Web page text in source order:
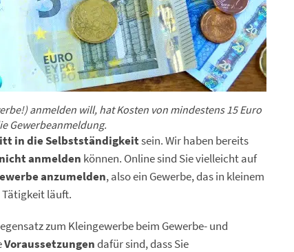
anmelden will, hat Kosten von mindestens 15 Euro
Gewerbeanmeldung.
in die Selbstständigkeitsein. Wir haben bereits
anmelden können. Online sind Sie vielleicht auf
anzumelden, also ein Gewerbe, das in kleinem
läuft.
zum Kleingewerbe beim Gewerbe- und
Voraussetzungendafür sind, dass Sie